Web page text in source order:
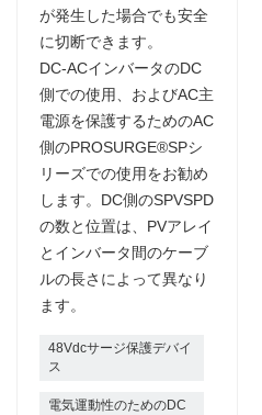
が発生した場合でも安全
に切断できます。
DC-ACインバータのDC
側での使用、およびAC主
電源を保護するためのAC
側のPROSURGE®SPシ
リーズでの使用をお勧め
します。DC側のSPVSPD
の数と位置は、PVアレイ
とインバータ間のケーブ
ルの長さによって異なり
ます。
48Vdcサージ保護デバイ
ス
電気運動性のためのDC